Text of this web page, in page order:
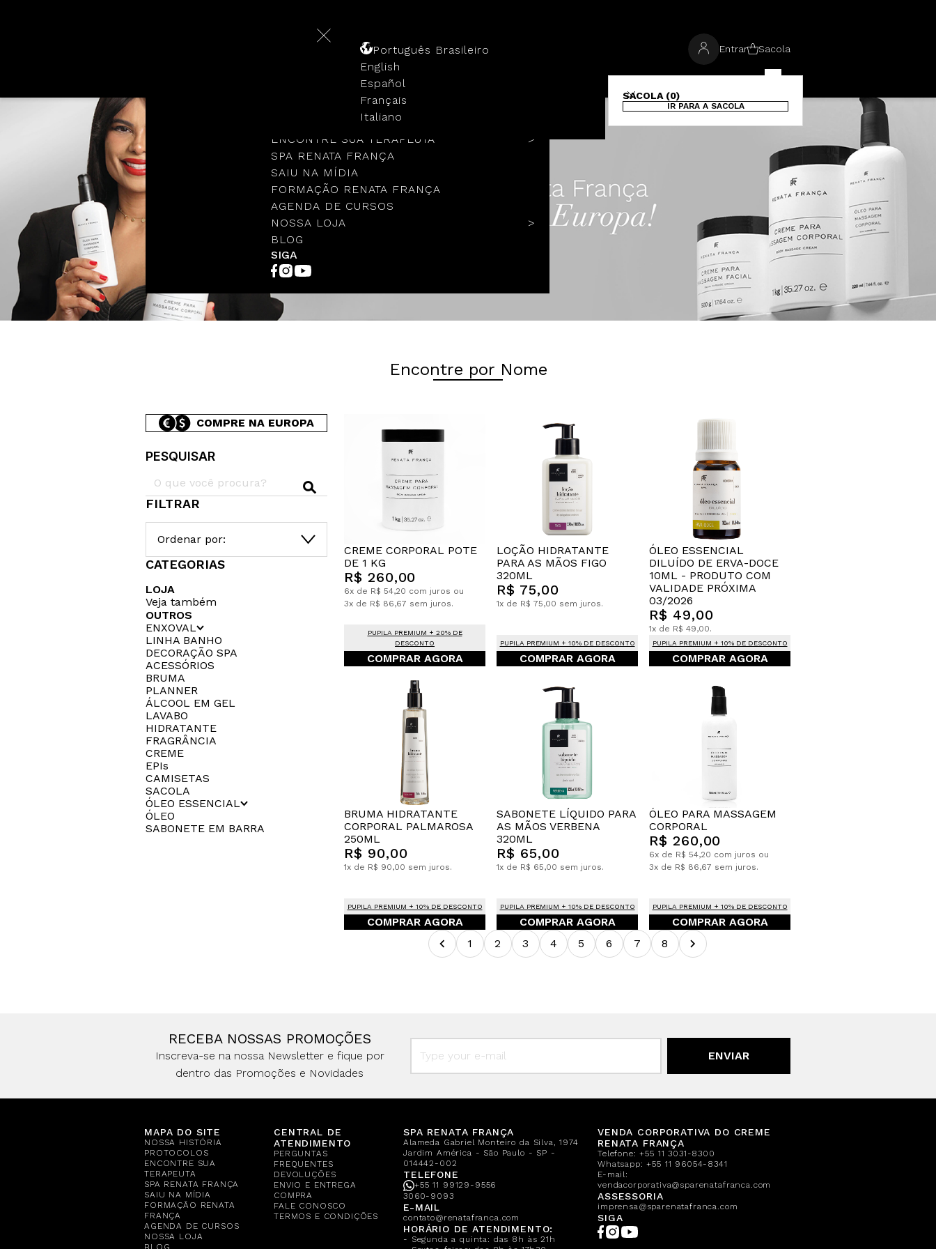
NOSSA HISTÓRIA
ENCONTRE SUA TERAPEUTA
SPA RENATA FRANÇA
SAIU NA MÍDIA
FORMAÇÃO RENATA FRANÇA
AGENDA DE CURSOS
NOSSA LOJA
BLOG
SIGA
Português Brasileiro
English
Español
Français
Italiano
Entrar Sacola
SACOLA (0)
IR PARA A SACOLA
Encontre por Nome
COMPRE NA EUROPA
PESQUISAR
FILTRAR
Ordenar por:
CATEGORIAS
LOJA
Veja também
OUTROS
ENXOVAL
LINHA BANHO
DECORAÇÃO SPA
ACESSÓRIOS
BRUMA
PLANNER
ÁLCOOL EM GEL
LAVABO
HIDRATANTE
FRAGRÂNCIA
CREME
EPIs
CAMISETAS
SACOLA
ÓLEO ESSENCIAL
ÓLEO
SABONETE EM BARRA
CREME CORPORAL POTE
DE 1 KG
R$ 260,00
6x de R$ 54,20 com juros ou
3x de R$ 86,67 sem juros.
PUPILA PREMIUM + 20% DE
DESCONTO
COMPRAR AGORA
LOÇÃO HIDRATANTE
PARA AS MÃOS FIGO
320ML
R$ 75,00
1x de R$ 75,00 sem juros.
PUPILA PREMIUM + 10% DE DESCONTO
COMPRAR AGORA
ÓLEO ESSENCIAL
DILUÍDO DE ERVA-DOCE
10ML - PRODUTO COM
VALIDADE PRÓXIMA
03/2026
R$ 49,00
1x de R$ 49,00.
PUPILA PREMIUM + 10% DE DESCONTO
COMPRAR AGORA
BRUMA HIDRATANTE
CORPORAL PALMAROSA
250ML
R$ 90,00
1x de R$ 90,00 sem juros.
PUPILA PREMIUM + 10% DE DESCONTO
COMPRAR AGORA
SABONETE LÍQUIDO PARA
AS MÃOS VERBENA
320ML
R$ 65,00
1x de R$ 65,00 sem juros.
PUPILA PREMIUM + 10% DE DESCONTO
COMPRAR AGORA
ÓLEO PARA MASSAGEM
CORPORAL
R$ 260,00
6x de R$ 54,20 com juros ou
3x de R$ 86,67 sem juros.
PUPILA PREMIUM + 10% DE DESCONTO
COMPRAR AGORA
1
2 3 4 5 6 7 8
RECEBA NOSSAS PROMOÇÕES
Inscreva-se na nossa Newsletter e fique por
dentro das Promoções e Novidades
ENVIAR
MAPA DO SITE
NOSSA HISTÓRIA
PROTOCOLOS
ENCONTRE SUA
TERAPEUTA
SPA RENATA FRANÇA
SAIU NA MÍDIA
FORMAÇÃO RENATA
FRANÇA
AGENDA DE CURSOS
NOSSA LOJA
BLOG
CENTRAL DE
ATENDIMENTO
PERGUNTAS
FREQUENTES
DEVOLUÇÕES
ENVIO E ENTREGA
COMPRA
FALE CONOSCO
TERMOS E CONDIÇÕES
SPA RENATA FRANÇA
Alameda Gabriel Monteiro da Silva, 1974
Jardim América - São Paulo - SP -
014442-002
TELEFONE
+55 11 99129-9556
3060-9093
E-MAIL
contato@renatafranca.com
HORÁRIO DE ATENDIMENTO:
- Segunda a quinta: das 8h às 21h
VENDA CORPORATIVA DO CREME
RENATA FRANÇA
Telefone:+55 11 3031-8300
Whatsapp:+55 11 96054-8341
E-mail:
vendacorporativa@sparenatafranca.com
ASSESSORIA
imprensa@sparenatafranca.com
SIGA